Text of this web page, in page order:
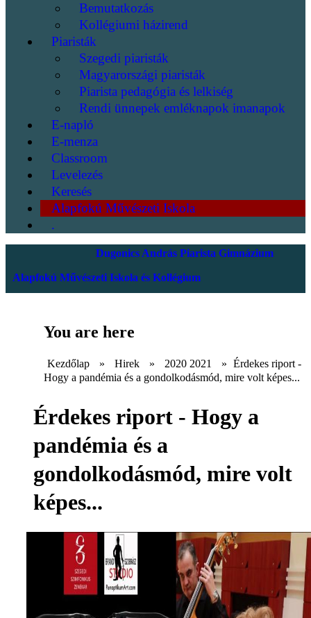
Bemutatkozás
Kollégiumi házirend
Piaristák
Szegedi piaristák
Magyarországi piaristák
Piarista pedagógia és lelkiség
Rendi ünnepek emléknapok imanapok
E-napló
E-menza
Classroom
Levelezés
Keresés
Alapfokú Művészeti Iskola
.
Dugonics András Piarista Gimnázium
Alapfokú Művészeti Iskola és Kollégium
You are here
Kezdőlap » Hirek » 2020 2021 » Érdekes riport -
Hogy a pandémia és a gondolkodásmód, mire volt képes...
Érdekes riport - Hogy a
pandémia és a
gondolkodásmód, mire volt
képes...